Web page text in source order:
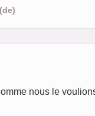
nous le